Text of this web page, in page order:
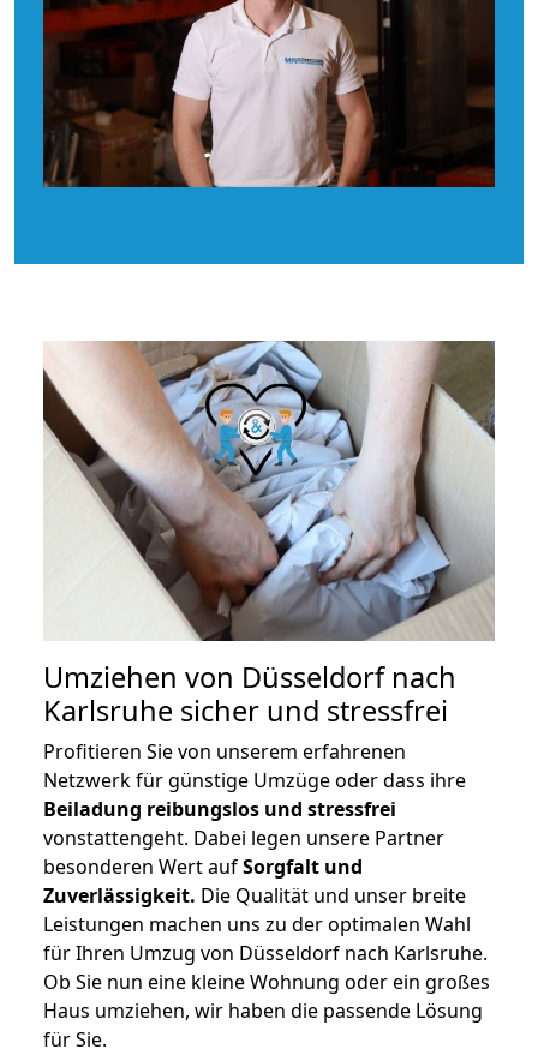
Umziehen von Düsseldorf nach
Karlsruhe sicher und stressfrei
Profitieren Sie von unserem erfahrenen
Netzwerk für günstige Umzüge oder dass ihre
Beiladung reibungslos und stressfrei
vonstattengeht. Dabei legen unsere Partner
besonderen Wert aufSorgfalt und
Zuverlässigkeit. Die Qualität und unser breite
Leistungen machen uns zu der optimalen Wahl
für Ihren Umzug von Düsseldorf nach Karlsruhe.
Ob Sie nun eine kleine Wohnung oder ein großes
Haus umziehen, wir haben die passende Lösung
für Sie.